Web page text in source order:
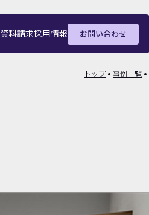
資料請求採用情報 お問い合わせ
トップ 事例一覧